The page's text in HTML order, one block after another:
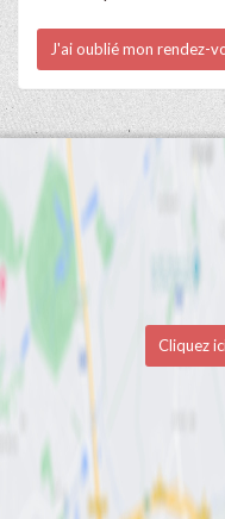
J'ai oublié mon rendez-
Cliquez